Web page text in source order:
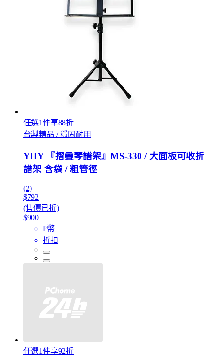
任選1件享88折
台製精品 / 穩固耐用
YHY 『摺疊琴譜架』MS-330 / 大面板可收折
譜架 含袋 / 粗管徑
(2)
$792
(售價已折)
$900
P幣
折扣
任選1件享92折